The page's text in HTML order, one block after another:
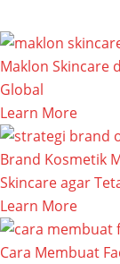
Maklon Skincare
Global
Learn More
Brand Kosmetik
Skincare agar
Learn More
Cara Membuat